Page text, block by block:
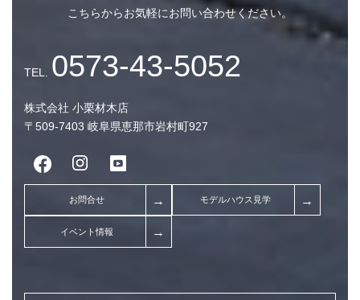
電話 メール どちらでも
来場人数
お子様 人
必須
来場希望日時
こちらからお気軽にお問い合わせください。
株式会社 小栗材木店
〒509-7403 岐阜県恵那市岩村町927